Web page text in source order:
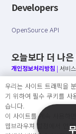
Developers
OpenSource API
오늘보다 더 나
개인정보처리방침 | 서비
○ 개인정보보호 컴플라
○ 정보주체의 권리를 보
○ 기업의 개인정보보호를
우리는 사이트 트래픽을
기 위하여 필수 쿠키를 사
습니다.
이 사이트를 계속 사용하
웹브라우져 설정에서 언제